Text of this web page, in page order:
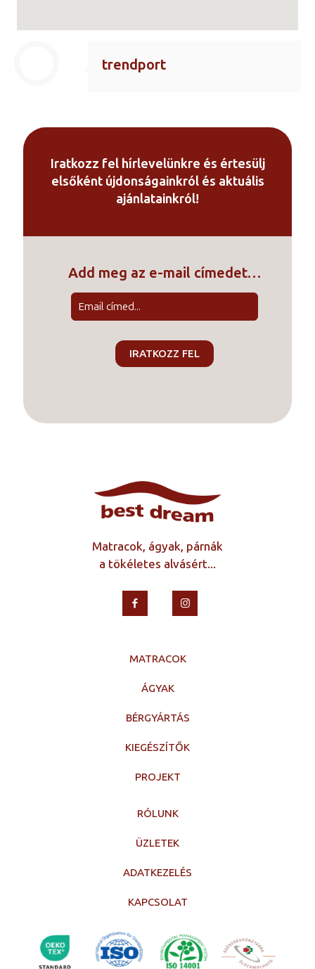
trendport
Iratkozz fel hírlevelünkre és értesülj
elsőként újdonságainkról és aktuális
ajánlatainkról!
Add meg az e-mail címedet…
Matracok, ágyak, párnák
a tökéletes alvásért...
MATRACOK
ÁGYAK
BÉRGYÁRTÁS
KIEGÉSZÍTŐK
PROJEKT
RÓLUNK
ÜZLETEK
ADATKEZELÉS
KAPCSOLAT